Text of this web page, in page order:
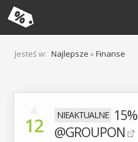
Jesteś w: Najlepsze »Finanse
12
@GROUPON